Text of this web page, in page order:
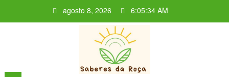
o
agosto 8, 2026 6:05:35 AM